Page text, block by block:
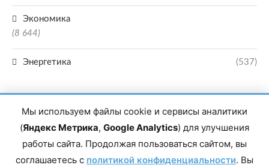
Экономика
(8 644)
Энергетика (537)
Главный редактор сетевого издания Магомаев Тимур Нухович. Контакты
редакции: 8(988)-292-94-34 Почта: vestiskfo@gmail.com По вопросам
Мы используем файлы cookie и сервисы аналитики
(Яндекс Метрика, Google Analytics) для улучшения
работы сайта. Продолжая пользоваться сайтом, вы
соглашаетесь с политикой конфиденциальности. Вы